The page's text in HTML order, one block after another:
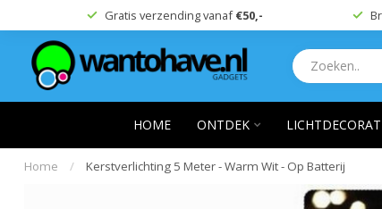
Gratis verzending vanaf€50,-
HOME ONTDEK
Home / Kerstverlichting 5 Meter - Warm Wit - Op Batterij